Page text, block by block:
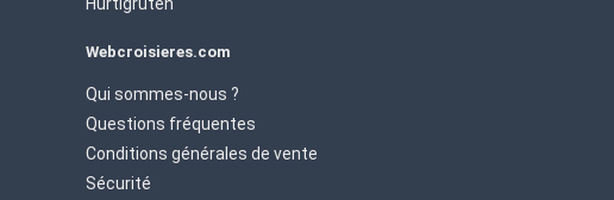
Webcroisieres.com
Qui sommes-nous ?
Questions fréquentes
Conditions générales de vente
Sécurité